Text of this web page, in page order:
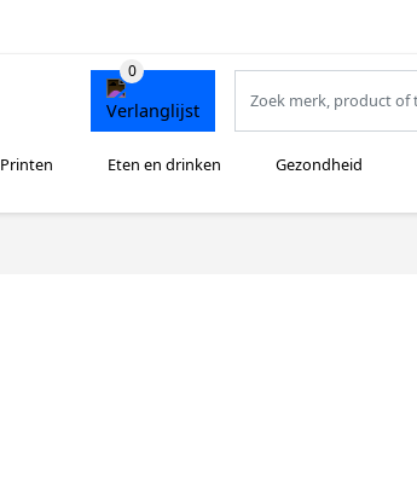
Printen Eten en drinken Gezondheid